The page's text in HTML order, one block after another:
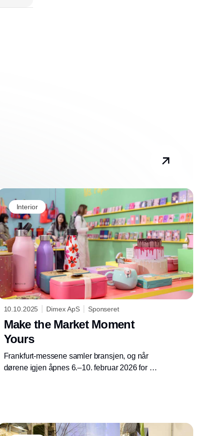
Interior
10.10.2025 Dimex ApS Sponseret
Make the Market Moment
Yours
Frankfurt-messene samler bransjen, og når
dørene igjen åpnes 6.–10. februar 2026 for de
til mulighetene – og skape sitt eget